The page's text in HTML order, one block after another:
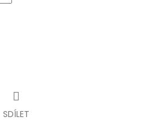
SDÍLET